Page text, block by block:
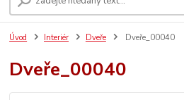
Úvod Interiér Dveře Dveře_00040
Dveře_00040